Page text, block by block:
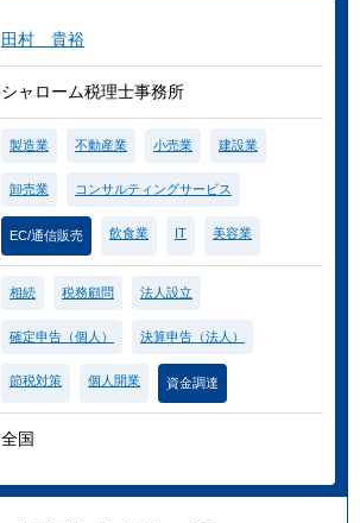
田村 貴裕
シャローム税理士事務所
製造業 不動産業 小売業 建設業
卸売業 コンサルティングサービス
EC/通信販売 飲食業 IT 美容業
相続 税務顧問 法人設立
確定申告（個人） 決算申告（法人）
節税対策 個人開業 資金調達
全国